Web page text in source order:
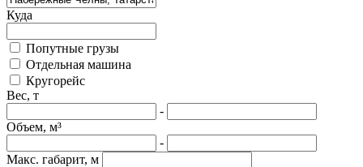
Куда
Попутные грузы
Отдельная машина
Кругорейс
Вес, т
-
Объем, м³
-
Макс. габарит, м